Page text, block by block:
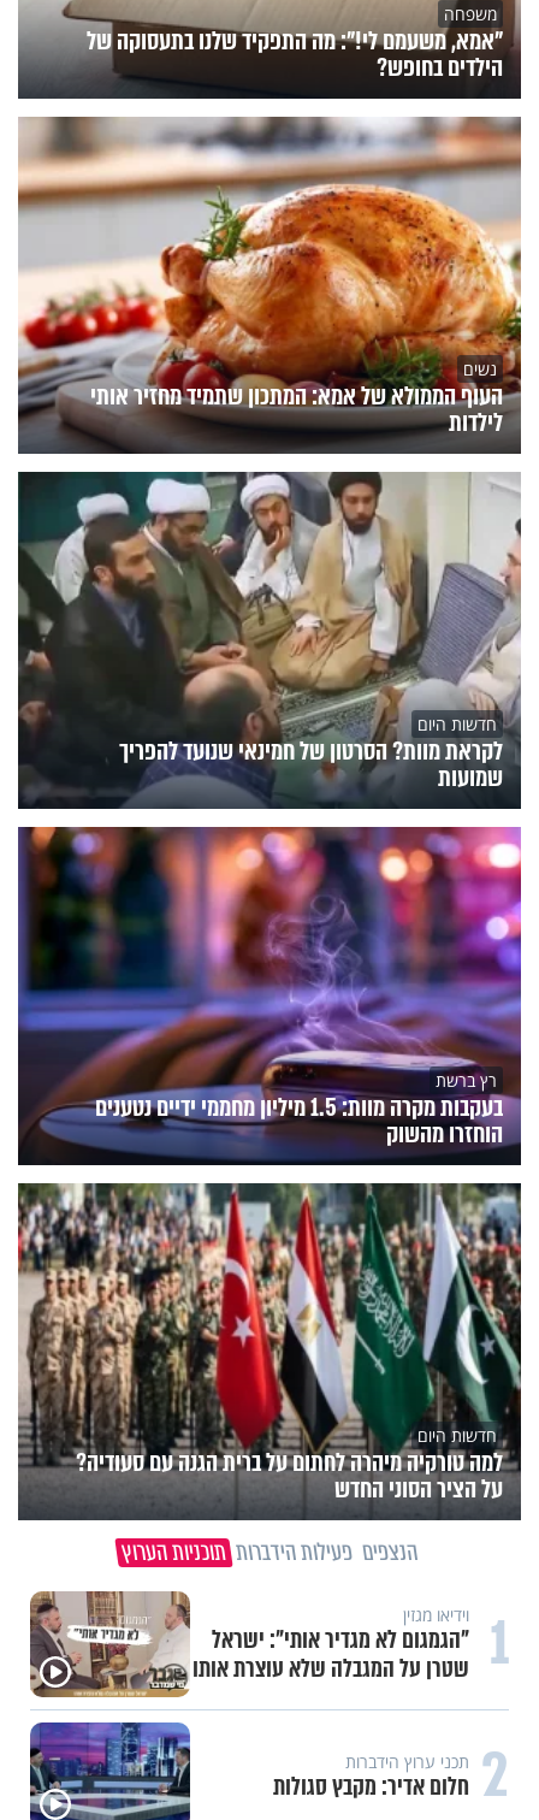
משפחה
"אמא, משעמם לי!": מה התפקיד שלנו בתעסוקה של
הילדים בחופש?
נשים
העוף הממולא של אמא: המתכון שתמיד מחזיר אותי
לילדות
חדשות היום
לקראת מוות? הסרטון של חמינאי שנועד להפריך
שמועות
רץ ברשת
בעקבות מקרה מוות: 1.5 מיליון מחממי ידיים נטענים
הוחזרו מהשוק
חדשות היום
למה טורקיה מיהרה לחתום על ברית הגנה עם סעודיה?
על הציר הסוני החדש
הנצפים פעילות הידברות תוכניות הערוץ
1 וידיאו מגזין
"הגמגום לא מגדיר אותי": ישראל
שטרן על המגבלה שלא עוצרת אותו
2 תכני ערוץ הידברות
חלום אדיר: מקבץ סגולות